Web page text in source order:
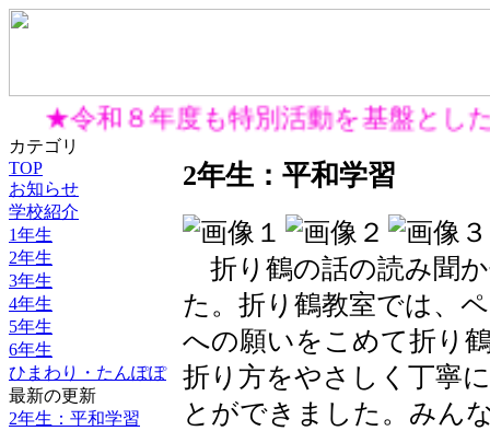
★令和８年度も特別活動を基盤とし
カテゴリ
TOP
お知らせ
学校紹介
1年生
2年生
3年生
4年生
5年生
6年生
ひまわり・たんぽぽ
最新の更新
2年生：平和学習
2年生：平和学習
折り鶴の話の読み聞
た。折り鶴教室では、
への願いをこめて折り
折り方をやさしく丁寧
とができました。みん